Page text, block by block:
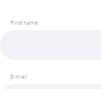
First name
E-mail